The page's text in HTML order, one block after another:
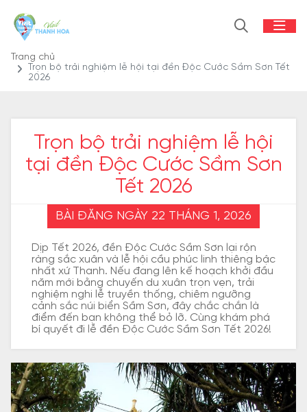
Trang chủ
Trọn bộ trải nghiệm lễ hội tại đền Độc Cước Sầm Sơn Tết
2026
Trọn bộ trải nghiệm lễ hội
tại đền Độc Cước Sầm Sơn
Tết 2026
BÀI ĐĂNG NGÀY 22 THÁNG 1, 2026
Dịp Tết 2026, đền Độc Cước Sầm Sơn lại rộn
ràng sắc xuân và lễ hội cầu phúc linh thiêng bậc
nhất xứ Thanh. Nếu đang lên kế hoạch khởi đầu
năm mới bằng chuyến du xuân trọn vẹn, trải
nghiệm nghi lễ truyền thống, chiêm ngưỡng
cảnh sắc núi biển Sầm Sơn, đây chắc chắn là
điểm đến bạn không thể bỏ lỡ. Cùng khám phá
bí quyết đi lễ đền Độc Cước Sầm Sơn Tết 2026!